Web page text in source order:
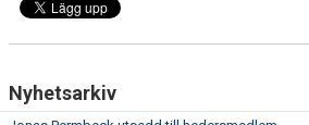
LEDARINFORMATION
KONTAKT/KANSLI
Nyhetsarkiv